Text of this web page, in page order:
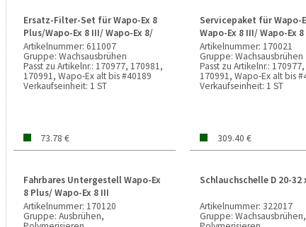
Ersatz-Filter-Set für Wapo-Ex 8
Plus/Wapo-Ex 8 III/ Wapo-Ex 8/
Wapo-Ex alt bis #40189
Artikelnummer: 611007
Gruppe: Wachsausbrühen
Passt zu Artikelnr.: 170977, 170981,
170991, Wapo-Ex alt bis #40189
Verkaufseinheit: 1 ST
73.78 €
Servicepaket für Wapo-
Wapo-Ex 8 III/ Wapo-Ex
Ex alt bis #40189
Artikelnummer: 170021
Gruppe: Wachsausbrühen
Passt zu Artikelnr.:
170991, Wapo-Ex alt bis
Verkaufseinheit: 1 ST
309.40 €
Fahrbares Untergestell Wapo-Ex
8 Plus/ Wapo-Ex 8 III
Artikelnummer: 170120
Gruppe: Ausbrühen,
Schlauchschelle D 20-32
Artikelnummer: 322017
Gruppe: Wachsausbrühen,